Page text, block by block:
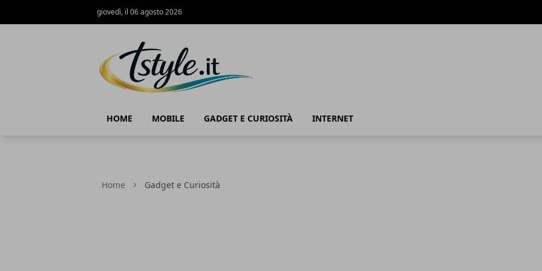
giovedì, il 06 agosto 2026
HOME MOBILE GADGET E CURIOSITÀ INTERNET
Home Gadget e Curiosità